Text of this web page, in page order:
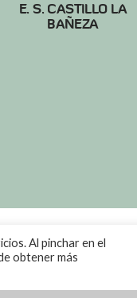
E. S. CASTILLO LA
BAÑEZA
Al pinchar en el
obtener más